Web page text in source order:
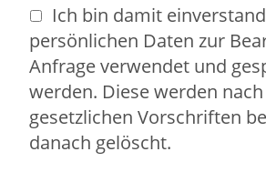
Ich bin damit
persönlichen Daten zur
Anfrage verwendet und
werden. Diese werden
gesetzlichen Vorschriften
danach gelöscht.